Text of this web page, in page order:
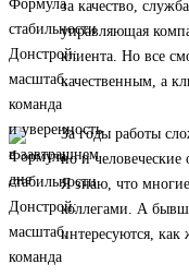
за качество,
управляющая
клиента. Но все
качественным, а
За годы работы
но и человеческие
Я знаю, что
коллегами. А
интересуются, как